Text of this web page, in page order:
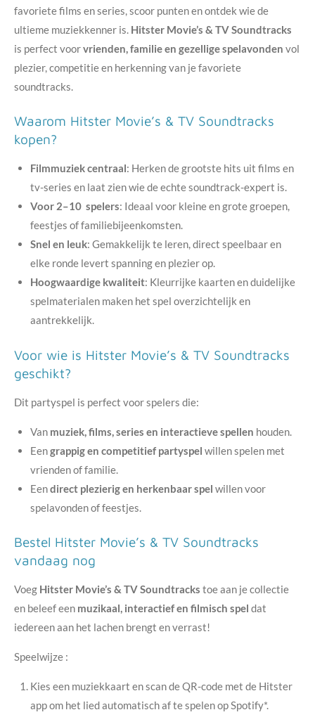
favoriete films en series, scoor punten en ontdek wie de
ultieme muziekkenner is. Hitster Movie’s & TV Soundtracks
is perfect voorvrienden, familie en gezellige spelavonden vol
plezier, competitie en herkenning van je favoriete
soundtracks.
Waarom Hitster Movie’s & TV Soundtracks
kopen?
Filmmuziek centraal: Herken de grootste hits uit films en
tv-series en laat zien wie de echte soundtrack-expert is.
Voor 2–10 spelers: Ideaal voor kleine en grote groepen,
feestjes of familiebijeenkomsten.
Snel en leuk: Gemakkelijk te leren, direct speelbaar en
elke ronde levert spanning en plezier op.
Hoogwaardige kwaliteit: Kleurrijke kaarten en duidelijke
spelmaterialen maken het spel overzichtelijk en
aantrekkelijk.
Voor wie is Hitster Movie’s & TV Soundtracks
geschikt?
Dit partyspel is perfect voor spelers die:
Van muziek, films, series en interactieve spellen houden.
Eengrappig en competitief partyspel willen spelen met
vrienden of familie.
Eendirect plezierig en herkenbaar spel willen voor
spelavonden of feestjes.
Bestel Hitster Movie’s & TV Soundtracks
vandaag nog
Voeg Hitster Movie’s & TV Soundtracks toe aan je collectie
en beleef een muzikaal, interactief en filmisch spel dat
iedereen aan het lachen brengt en verrast!
Speelwijze :
Kies een muziekkaart en scan de QR-code met de Hitster
app om het lied automatisch af te spelen op Spotify*.